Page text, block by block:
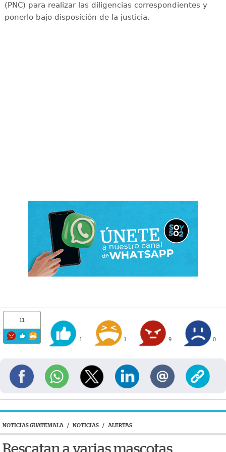
(PNC) para realizar las diligencias correspondientes y
ponerlo bajo disposición de la justicia.
11
1 1 9 0
NOTICIAS GUATEMALA / NOTICIAS / ALERTAS
Rescatan a varias mascotas